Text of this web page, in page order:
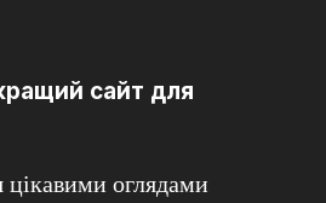
сайт для
оглядами